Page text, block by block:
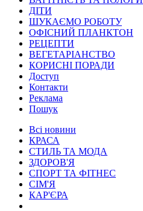
ДІТИ
ШУКАЄМО РОБОТУ
ОФІСНИЙ ПЛАНКТОН
РЕЦЕПТИ
ВЕГЕТАРІАНСТВО
КОРИСНІ ПОРАДИ
Доступ
Контакти
Реклама
Пошук
Всі новини
КРАСА
СТИЛЬ ТА МОДА
ЗДОРОВ'Я
СПОРТ ТА ФІТНЕС
СІМ'Я
КАР'ЄРА